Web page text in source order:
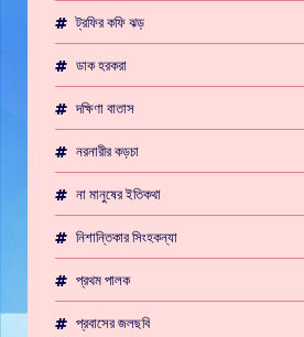
ট্রফির কফি ঝড়
ডাক হরকরা
দক্ষিণা বাতাস
নরনারীর কড়চা
না মানুষের ইতিকথা
নিশান্তিকার সিংহকন্যা
প্রথম পালক
প্রবাসের জলছবি